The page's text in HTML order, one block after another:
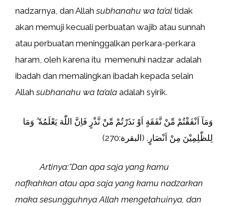
nadzarnya, dan Allahsubhanahu wa ta’al tidak
akan memuji kecuali perbuatan wajib atau sunnah
atau perbuatan meninggalkan perkara-perkara
haram, oleh karena itu memenuhi nadzar adalah
ibadah dan memalingkan ibadah kepada selain
Allahsubhanahu wa ta’ala adalah syirik.
وَمَآ اَنْفَقْتُمْ مِّنْ نَّفَقَةٍ اَوْ نَذَرْتُمْ مِّنْ نَّذْرٍ فَاِنَّ اللّٰهَ يَعْلَمُهٗ ۗ وَمَا
لِلظّٰلِمِيْنَ مِنْ اَنْصَارٍ. (البقرة:270)
Artinya:”Dan apa saja yang kamu
nafkahkan atau apa saja yang kamu nadzarkan
maka sesungguhnya Allah mengetahuinya, dan